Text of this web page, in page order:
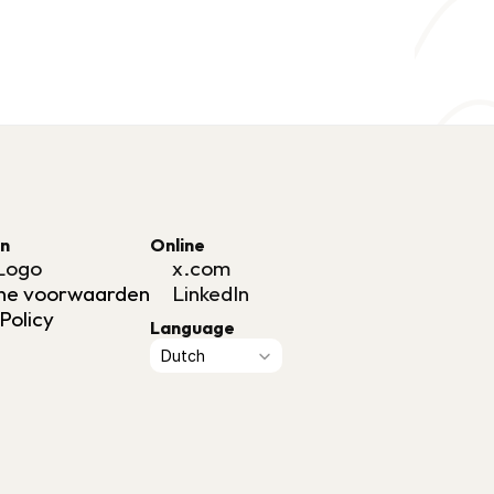
voorwaarden
Online
x.com
LinkedIn
Language
Dutch